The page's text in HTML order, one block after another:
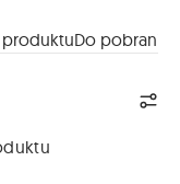
produktuDo pobrania